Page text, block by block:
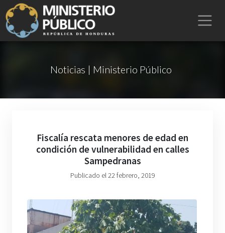
Noticias | Ministerio Público
Fiscalía rescata menores de edad en
condición de vulnerabilidad en calles
Sampedranas
Publicado el 22 febrero, 2019